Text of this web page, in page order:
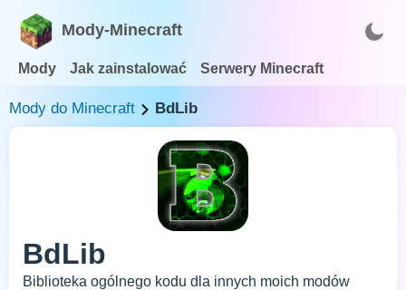
Mody-Minecraft
Mody Jak zainstalować Serwery Minecraft
Mody do Minecraft BdLib
BdLib
Biblioteka ogólnego kodu dla innych moich modów